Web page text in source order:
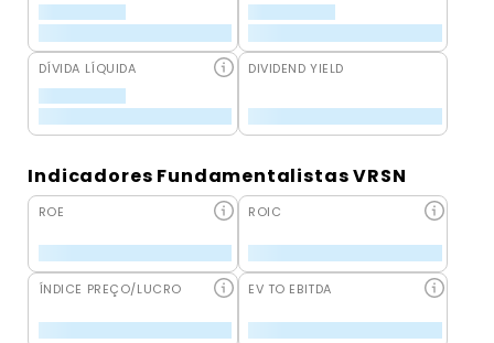
DÍVIDA LÍQUIDA DIVIDEND YIELD
Indicadores Fundamentalistas VRSN
ROE ROIC
ÍNDICE PREÇO/LUCRO EV TO EBITDA